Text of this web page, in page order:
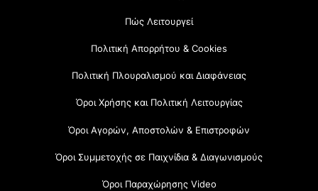
Πώς Λειτουργεί
Πολιτική Απορρήτου & Cookies
Πολιτική Πλουραλισμού και Διαφάνειας
Όροι Χρήσης και Πολιτική Λειτουργίας
Όροι Αγορών, Αποστολών & Επιστροφών
Όροι Συμμετοχής σε Παιχνίδια & Διαγωνισμούς
Όροι Παραχώρησης Video